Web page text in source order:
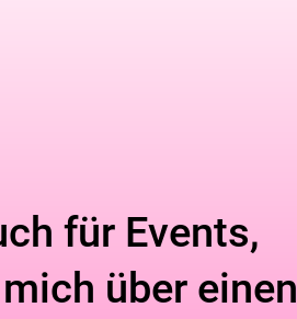
für Events,
über einen